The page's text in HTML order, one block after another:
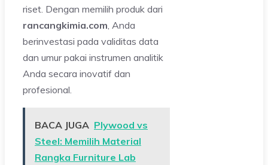
riset. Dengan memilih produk dari
rancangkimia.com, Anda
berinvestasi pada validitas data
dan umur pakai instrumen analitik
Anda secara inovatif dan
profesional.
BACA JUGA Plywood vs
Steel: Memilih Material
Rangka Furniture Lab